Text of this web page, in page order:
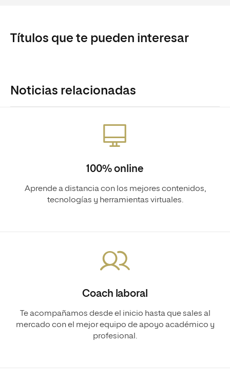
Títulos que te pueden interesar
Noticias relacionadas
100% online
Aprende a distancia con los mejores contenidos,
tecnologías y herramientas virtuales.
Coach laboral
Te acompañamos desde el inicio hasta que sales al
mercado con el mejor equipo de apoyo académico y
profesional.